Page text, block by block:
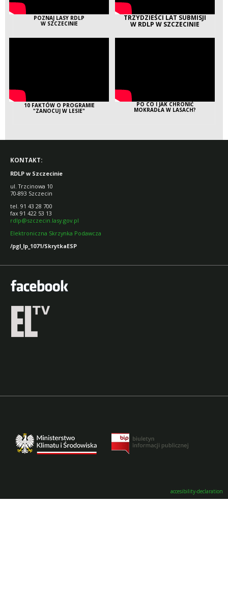
POZNAJ LASY RDLP
W SZCZECINIE
TRZYDZIEŚCI LAT SUBMISJI
W RDLP W SZCZECINIE
10 FAKTÓW O PROGRAMIE
"ZANOCUJ W LESIE"
PO CO I JAK CHRONIĆ
MOKRADŁA W LASACH?
KONTAKT:
RDLP w Szczecinie
ul. Trzcinowa 10
70-893 Szczecin
tel. 91 43 28 700
fax 91 422 53 13
rdlp@szczecin.lasy.gov.pl
Elektroniczna Skrzynka Podawcza
/pgl_lp_1071/SkrytkaESP
accesibility-declaration